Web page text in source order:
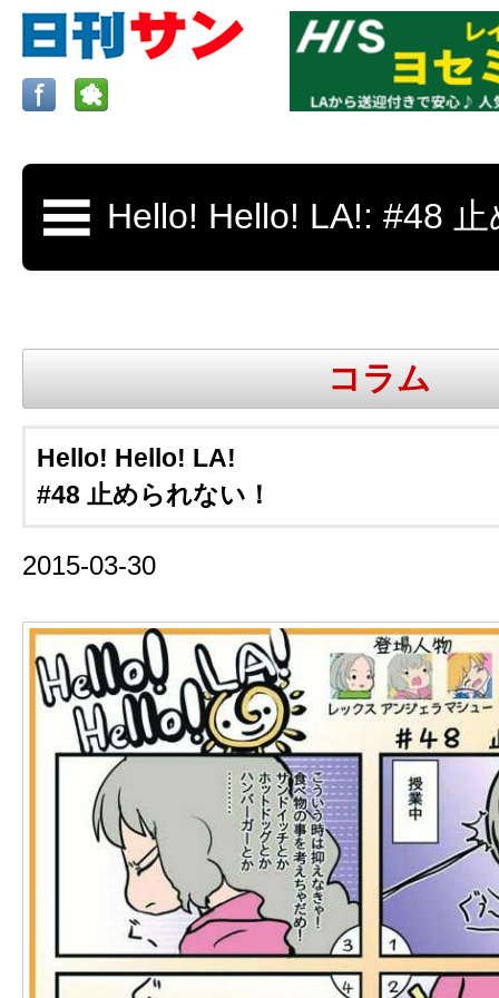
ロサンゼルスの求人、クラシファイド、地元情報など
日刊サンはロサンゼルスの日本語新
更新、求人、クラシファイドは毎週木
コラム
Hello! Hello! LA!
#48 止められない！
2015-03-30